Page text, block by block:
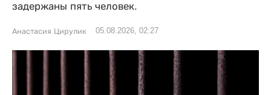
задержаны пять человек.
Анастасия Цирулик 05.08.2026, 02:27